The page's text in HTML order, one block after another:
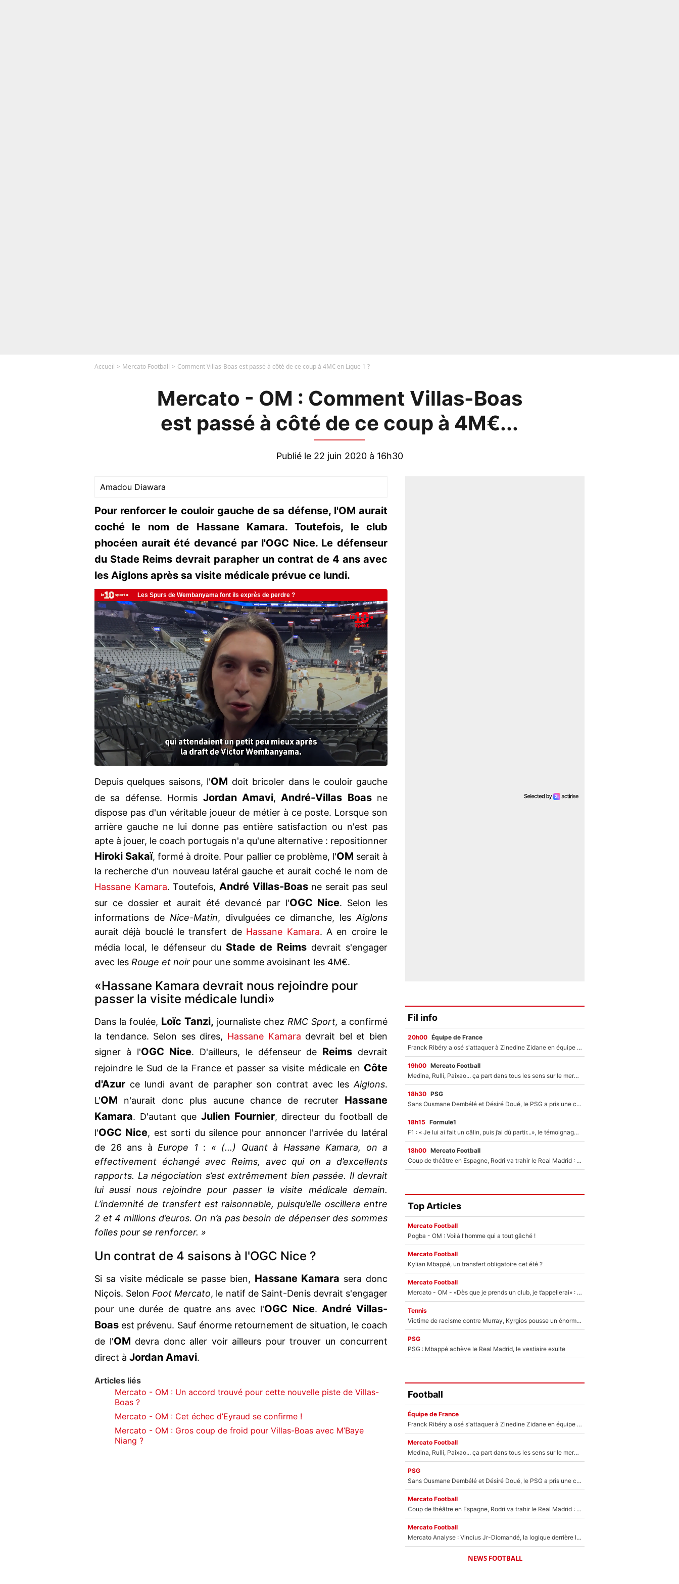
Accueil Mercato Football Comment Villas-Boas est passé à côté de ce coup à 4M€ en Ligue 1 ?
Mercato - OM : Comment Villas-Boas
est passé à côté de ce coup à 4M€...
Publié le 22 juin 2020 à 16h30
Amadou Diawara
Pour renforcer le couloir gauche de sa défense, l'OM aurait
coché le nom de Hassane Kamara. Toutefois, le club
phocéen aurait été devancé par l'OGC Nice. Le défenseur
du Stade Reims devrait parapher un contrat de 4 ans avec
les Aiglons après sa visite médicale prévue ce lundi.
Depuis quelques saisons, l'OM doit bricoler dans le couloir gauche
de sa défense. Hormis Jordan Amavi,André-Villas Boasne
dispose pas d'un véritable joueur de métier à ce poste. Lorsque son
arrière gauche ne lui donne pas entière satisfaction ou n'est pas
apte à jouer, le coach portugais n'a qu'une alternative : repositionner
Hiroki Sakaï, formé à droite. Pour pallier ce problème, l'OM serait à
la recherche d'un nouveau latéral gauche et aurait coché le nom de
Hassane Kamara. Toutefois, André Villas-Boasne serait pas seul
sur ce dossier et aurait été devancé par l'OGC Nice. Selon les
informations de Nice-Matin, divulguées ce dimanche, lesAiglons
aurait déjà bouclé le transfert de Hassane Kamara. A en croire le
média local, le défenseur du Stade de Reims devrait s'engager
avec les Rouge et noir pour une somme avoisinant les 4M€.
«Hassane Kamara devrait nous rejoindre pour
passer la visite médicale lundi»
Dans la foulée, Loïc Tanzi, journaliste chez RMC Sport, a confirmé
la tendance. Selon ses dires, Hassane Kamara devrait bel et bien
signer à l'OGC Nice. D'ailleurs, le défenseur de Reims devrait
rejoindre le Sud de la France et passer sa visite médicale en Côte
d'Azur ce lundi avant de parapher son contrat avec lesAiglons.
L'OM n'aurait donc plus aucune chance de recruter Hassane
Kamara. D'autant que Julien Fournier, directeur du football de
l'OGC Nice, est sorti du silence pour annoncer l'arrivée du latéral
de 26 ans à Europe 1: « (...) Quant à Hassane Kamara, on a
effectivement échangé avec Reims, avec qui on a d’excellents
rapports. La négociation s’est extrêmement bien passée. Il devrait
lui aussi nous rejoindre pour passer la visite médicale demain.
L’indemnité de transfert est raisonnable, puisqu’elle oscillera entre
2 et 4 millions d’euros. On n’a pas besoin de dépenser des sommes
folles pour se renforcer. »
Un contrat de 4 saisons à l'OGC Nice ?
Si sa visite médicale se passe bien, Hassane Kamara sera donc
Niçois. SelonFoot Mercato, le natif de Saint-Denis devrait s'engager
pour une durée de quatre ans avec l'OGC Nice. André Villas-
Boas est prévenu. Sauf énorme retournement de situation, le coach
de l'OM devra donc aller voir ailleurs pour trouver un concurrent
direct à Jordan Amavi.
Articles liés
Mercato - OM : Un accord trouvé pour cette nouvelle piste de Villas-
Boas ?
Mercato - OM : Cet échec d’Eyraud se confirme !
Mercato - OM : Gros coup de froid pour Villas-Boas avec M’Baye
Niang ?
Fil info
20h00 Équipe de France
Franck Ribéry a osé s'attaquer à Zinedine Zidane en équipe de France : «Je n'aurais jamais fait ça»
19h00 Mercato Football
Medina, Rulli, Paixao... ça part dans tous les sens sur le mercato de l'OM : Frank McCourt va enfin récupérer l'argent qu'il attend ?
18h30 PSG
Sans Ousmane Dembélé et Désiré Doué, le PSG a pris une correction face à Majorque : Luis Enrique attend avec impatience des renforts !
18h15 Formule1
F1 : « Je lui ai fait un câlin, puis j’ai dû partir...», le témoignage émouvant de Max Verstappen sur sa fille
18h00 Mercato Football
Coup de théâtre en Espagne, Rodri va trahir le Real Madrid : Le Ballon d'Or a choisi de signer au FC Barcelone !
Top Articles
Mercato Football
Pogba - OM : Voilà l'homme qui a tout gâché !
Mercato Football
Kylian Mbappé, un transfert obligatoire cet été ?
Mercato Football
Mercato - OM - «Dès que je prends un club, je t’appellerai» : La promesse de Marcelino au moment de claquer la porte
Tennis
Victime de racisme contre Murray, Kyrgios pousse un énorme coup de gueule !
PSG
PSG : Mbappé achève le Real Madrid, le vestiaire exulte
Football
Équipe de France
Franck Ribéry a osé s'attaquer à Zinedine Zidane en équipe de France : «Je n'aurais jamais fait ça»
Mercato Football
Medina, Rulli, Paixao... ça part dans tous les sens sur le mercato de l'OM : Frank McCourt va enfin récupérer l'argent qu'il attend ?
PSG
Sans Ousmane Dembélé et Désiré Doué, le PSG a pris une correction face à Majorque : Luis Enrique attend avec impatience des renforts !
Mercato Football
Coup de théâtre en Espagne, Rodri va trahir le Real Madrid : Le Ballon d'Or a choisi de signer au FC Barcelone !
Mercato Football
Mercato Analyse : Vincius Jr-Diomandé, la logique derrière la concordance des temps
NEWS FOOTBALL